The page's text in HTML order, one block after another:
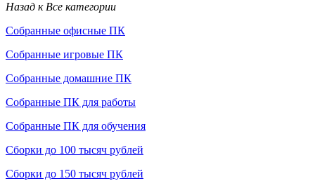
Назад к Все категории
Собранные офисные ПК
Собранные игровые ПК
Собранные домашние ПК
Собранные ПК для работы
Собранные ПК для обучения
Сборки до 100 тысяч рублей
Сборки до 150 тысяч рублей